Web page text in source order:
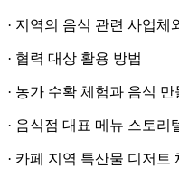
· 지역의 음식 관련 사업
· 협력 대상 활용 방법
· 농가 수확 체험과 음식 만
· 음식점 대표 메뉴 스토리
· 카페 지역 특산물 디저트